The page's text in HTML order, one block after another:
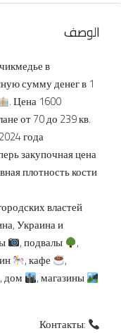
الوصف
в
сумму денег в 1
.Цена 1600
от 70 до 239 кв.
года
закупочная цена
плотность кости
Украина и
, подвалы
,
, кафе
,
дом
, магазины
Контакты: